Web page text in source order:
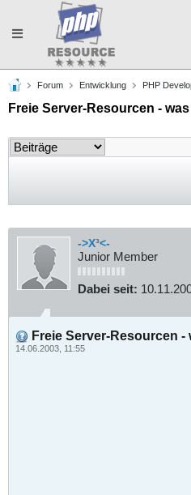
Toggle
navigation
Forum Entwicklung PHP
Freie Server-Resourcen -
->X³<-
Junior Member
Dabei seit:
Freie Server-Resourcen -
14.06.2003, 11:55